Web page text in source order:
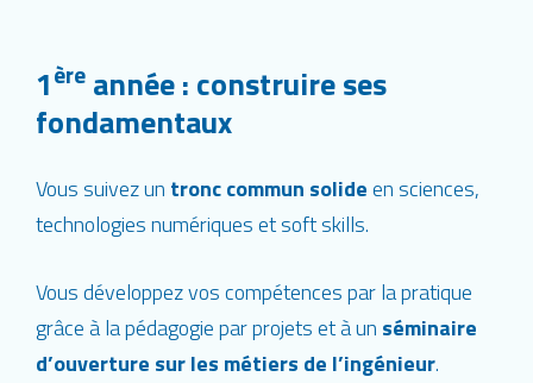
1ère année : construire ses
fondamentaux
Vous suivez un tronc commun solideen sciences,
technologies numériques et soft skills.
Vous développez vos compétences par la pratique
grâce à la pédagogie par projets et à un séminaire
d’ouverture sur les métiers de l’ingénieur.